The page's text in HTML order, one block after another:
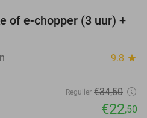
35%
of e-chopper (3 uur) +
9.8 star
Regulier €34,50
€22,50